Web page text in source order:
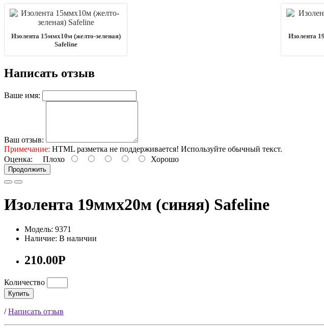
Изолента 15ммх10м (желто-зеленая)
Safeline
Изолента
Написать отзыв
Ваше имя:
Ваш отзыв:
Примечание: HTML разметка не поддерживается! Используйте обычный текст.
Оценка: Плохо Хорошо
Продолжить
Изолента 19ммх20м (синяя) Safeline
Модель: 9371
Наличие: В наличии
210.00Р
Количество
Купить
/Написать отзыв